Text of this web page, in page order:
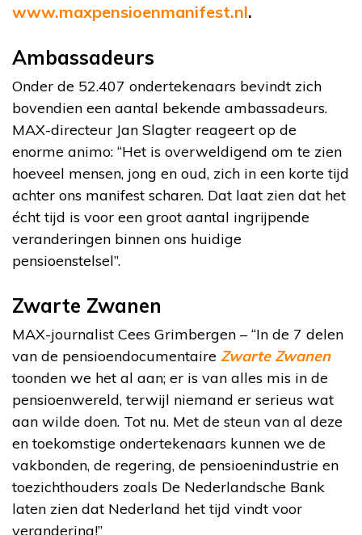
www.maxpensioenmanifest.nl.
Ambassadeurs
Onder de 52.407 ondertekenaars bevindt zich
bovendien een aantal bekende ambassadeurs.
MAX-directeur Jan Slagter reageert op de
enorme animo: “Het is overweldigend om te zien
hoeveel mensen, jong en oud, zich in een korte tijd
achter ons manifest scharen. Dat laat zien dat het
écht tijd is voor een groot aantal ingrijpende
veranderingen binnen ons huidige
pensioenstelsel”.
Zwarte Zwanen
MAX-journalist Cees Grimbergen – “In de 7 delen
van de pensioendocumentaire Zwarte Zwanen
toonden we het al aan; er is van alles mis in de
pensioenwereld, terwijl niemand er serieus wat
aan wilde doen. Tot nu. Met de steun van al deze
en toekomstige ondertekenaars kunnen we de
vakbonden, de regering, de pensioenindustrie en
toezichthouders zoals De Nederlandsche Bank
laten zien dat Nederland het tijd vindt voor
verandering!”